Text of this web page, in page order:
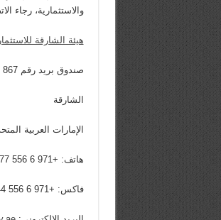
والاستثمارية، رجاء
هيئة الشارقة
صندوق بريد رقم 867
الشارقة
الإمارات العربية
هاتف: +971 6 556 0777
فاكس: +971 6 556 0444